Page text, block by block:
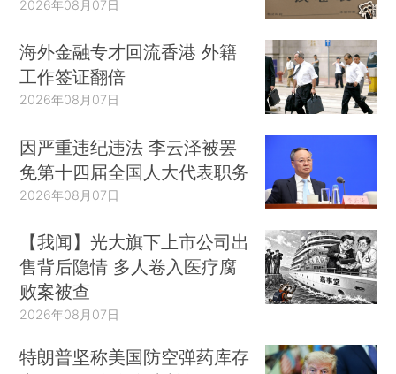
2026年08月07日
海外金融专才回流香港 外籍
工作签证翻倍
2026年08月07日
因严重违纪违法 李云泽被罢
免第十四届全国人大代表职务
2026年08月07日
【我闻】光大旗下上市公司出
售背后隐情 多人卷入医疗腐
败案被查
2026年08月07日
特朗普坚称美国防空弹药库存